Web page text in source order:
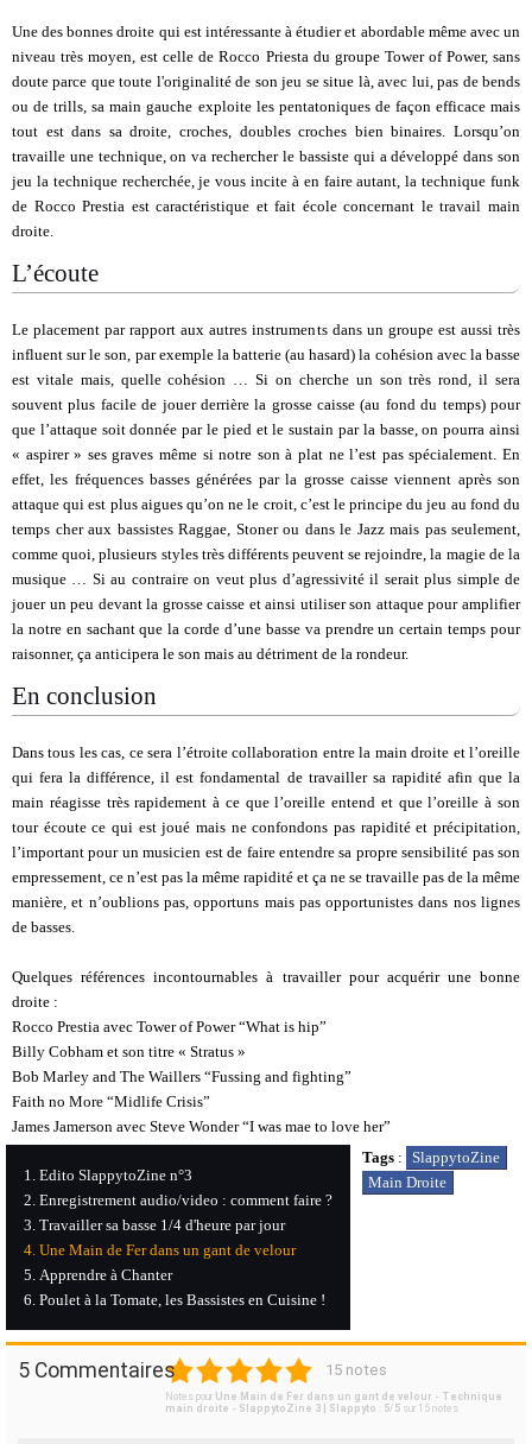
Une des bonnes droite qui est intéressante à étudier et abordable même avec un
niveau très moyen, est celle de Rocco Priesta du groupe Tower of Power, sans
doute parce que toute l'originalité de son jeu se situe là, avec lui, pas de bends
ou de trills, sa main gauche exploite les pentatoniques de façon efficace mais
tout est dans sa droite, croches, doubles croches bien binaires. Lorsqu’on
travaille une technique, on va rechercher le bassiste qui a développé dans son
jeu la technique recherchée, je vous incite à en faire autant, la technique funk
de Rocco Prestia est caractéristique et fait école concernant le travail main
droite.
L’écoute
Le placement par rapport aux autres instruments dans un groupe est aussi très
influent sur le son, par exemple la batterie (au hasard) la cohésion avec la basse
est vitale mais, quelle cohésion … Si on cherche un son très rond, il sera
souvent plus facile de jouer derrière la grosse caisse (au fond du temps) pour
que l’attaque soit donnée par le pied et le sustain par la basse, on pourra ainsi
« aspirer » ses graves même si notre son à plat ne l’est pas spécialement. En
effet, les fréquences basses générées par la grosse caisse viennent après son
attaque qui est plus aigues qu’on ne le croit, c’est le principe du jeu au fond du
temps cher aux bassistes Raggae, Stoner ou dans le Jazz mais pas seulement,
comme quoi, plusieurs styles très différents peuvent se rejoindre, la magie de la
musique … Si au contraire on veut plus d’agressivité il serait plus simple de
jouer un peu devant la grosse caisse et ainsi utiliser son attaque pour amplifier
la notre en sachant que la corde d’une basse va prendre un certain temps pour
raisonner, ça anticipera le son mais au détriment de la rondeur.
En conclusion
Dans tous les cas, ce sera l’étroite collaboration entre la main droite et l’oreille
qui fera la différence, il est fondamental de travailler sa rapidité afin que la
main réagisse très rapidement à ce que l’oreille entend et que l’oreille à son
tour écoute ce qui est joué mais ne confondons pas rapidité et précipitation,
l’important pour un musicien est de faire entendre sa propre sensibilité pas son
empressement, ce n’est pas la même rapidité et ça ne se travaille pas de la même
manière, et n’oublions pas, opportuns mais pas opportunistes dans nos lignes
de basses.
Quelques références incontournables à travailler pour acquérir une bonne
droite :
Rocco Prestia avec Tower of Power “What is hip”
Billy Cobham et son titre « Stratus »
Bob Marley and The Waillers “Fussing and fighting”
Faith no More “Midlife Crisis”
James Jamerson avec Steve Wonder “I was mae to love her”
Edito SlappytoZine n°3
Enregistrement audio/video : comment faire ?
Travailler sa basse 1/4 d'heure par jour
Une Main de Fer dans un gant de velour
Apprendre à Chanter
Poulet à la Tomate, les Bassistes en Cuisine !
Tags : SlappytoZine
Main Droite
5 Commentaires
1 2 3 4 5 15 notes
Notes pour Une Main de Fer dans un gant de velour - Technique
main droite - SlappytoZine 3 | Slappyto
5/ 5 sur 15 notes